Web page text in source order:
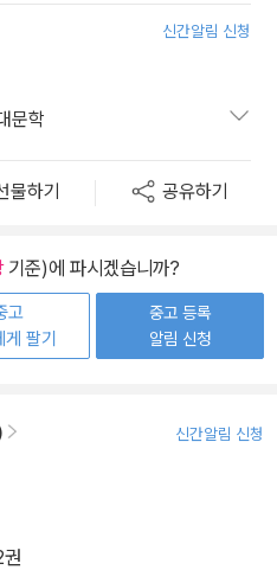
신간알림 신청
문학
물하기 공유하기
기준)에 파시겠습니까?
고
팔기
중고 등록
알림 신청
신간알림 신청